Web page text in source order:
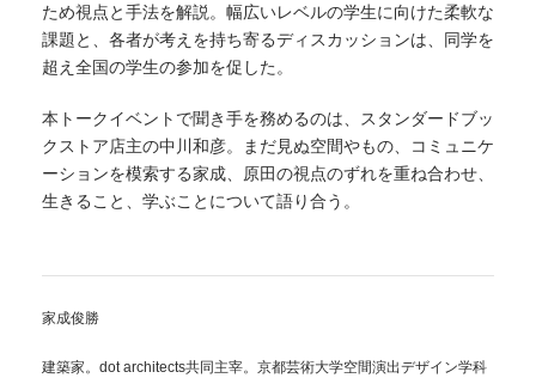
ため視点と手法を解説。幅広いレベルの学生に向けた柔軟な
課題と、各者が考えを持ち寄るディスカッションは、同学を
超え全国の学生の参加を促した。
本トークイベントで聞き手を務めるのは、スタンダードブッ
クストア店主の中川和彦。まだ見ぬ空間やもの、コミュニケ
ーションを模索する家成、原田の視点のずれを重ね合わせ、
生きること、学ぶことについて語り合う。
家成俊勝
建築家。dot architects共同主宰。京都芸術大学空間演出デザイン学科